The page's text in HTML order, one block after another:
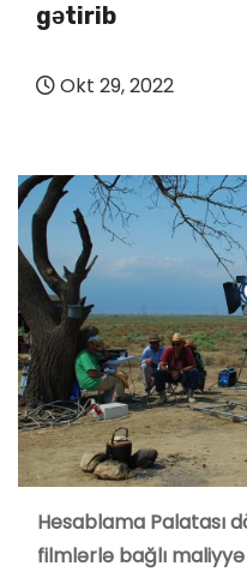
gətirib
Okt 29, 2022
Hesablama Palatası
filmlərlə bağlı